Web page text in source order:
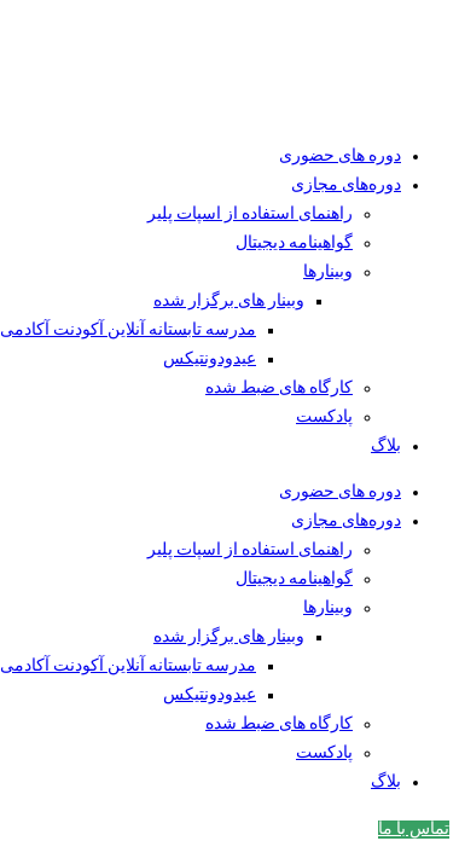
دوره های حضوری
دوره‌های مجازی
راهنمای استفاده از اسپات پلیر
گواهینامه دیجیتال
وبینار‌ها
وبینار های برگزار شده
مدرسه تابستانه آنلاین آکودنت آکادمی
عیدودونتیکس
کارگاه های ضبط شده
پادکست
بلاگ
دوره های حضوری
دوره‌های مجازی
راهنمای استفاده از اسپات پلیر
گواهینامه دیجیتال
وبینار‌ها
وبینار های برگزار شده
مدرسه تابستانه آنلاین آکودنت آکادمی
عیدودونتیکس
کارگاه های ضبط شده
پادکست
بلاگ
تماس با ما